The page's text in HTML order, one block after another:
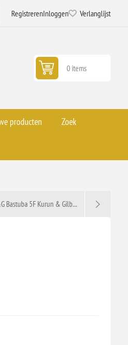
RegistrerenInloggen Verlanglijst
0 items
producten Zoek
Bastuba 5F Kurun & Gilb...